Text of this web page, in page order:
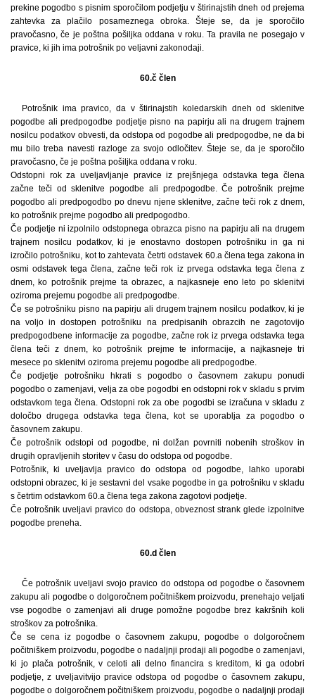
prekine pogodbo s pisnim sporočilom podjetju v štirinajstih dneh od prejema
zahtevka za plačilo posameznega obroka. Šteje se, da je sporočilo
pravočasno, če je poštna pošiljka oddana v roku. Ta pravila ne posegajo v
pravice, ki jih ima potrošnik po veljavni zakonodaji.
60.č člen
Potrošnik ima pravico, da v štirinajstih koledarskih dneh od sklenitve
pogodbe ali predpogodbe podjetje pisno na papirju ali na drugem trajnem
nosilcu podatkov obvesti, da odstopa od pogodbe ali predpogodbe, ne da bi
mu bilo treba navesti razloge za svojo odločitev. Šteje se, da je sporočilo
pravočasno, če je poštna pošiljka oddana v roku.
Odstopni rok za uveljavljanje pravice iz prejšnjega odstavka tega člena
začne teči od sklenitve pogodbe ali predpogodbe. Če potrošnik prejme
pogodbo ali predpogodbo po dnevu njene sklenitve, začne teči rok z dnem,
ko potrošnik prejme pogodbo ali predpogodbo.
Če podjetje ni izpolnilo odstopnega obrazca pisno na papirju ali na drugem
trajnem nosilcu podatkov, ki je enostavno dostopen potrošniku in ga ni
izročilo potrošniku, kot to zahtevata četrti odstavek 60.a člena tega zakona in
osmi odstavek tega člena, začne teči rok iz prvega odstavka tega člena z
dnem, ko potrošnik prejme ta obrazec, a najkasneje eno leto po sklenitvi
oziroma prejemu pogodbe ali predpogodbe.
Če se potrošniku pisno na papirju ali drugem trajnem nosilcu podatkov, ki je
na voljo in dostopen potrošniku na predpisanih obrazcih ne zagotovijo
predpogodbene informacije za pogodbe, začne rok iz prvega odstavka tega
člena teči z dnem, ko potrošnik prejme te informacije, a najkasneje tri
mesece po sklenitvi oziroma prejemu pogodbe ali predpogodbe.
Če podjetje potrošniku hkrati s pogodbo o časovnem zakupu ponudi
pogodbo o zamenjavi, velja za obe pogodbi en odstopni rok v skladu s prvim
odstavkom tega člena. Odstopni rok za obe pogodbi se izračuna v skladu z
določbo drugega odstavka tega člena, kot se uporablja za pogodbo o
časovnem zakupu.
Če potrošnik odstopi od pogodbe, ni dolžan povrniti nobenih stroškov in
drugih opravljenih storitev v času do odstopa od pogodbe.
Potrošnik, ki uveljavlja pravico do odstopa od pogodbe, lahko uporabi
odstopni obrazec, ki je sestavni del vsake pogodbe in ga potrošniku v skladu
s četrtim odstavkom 60.a člena tega zakona zagotovi podjetje.
Če potrošnik uveljavi pravico do odstopa, obveznost strank glede izpolnitve
pogodbe preneha.
60.d člen
Če potrošnik uveljavi svojo pravico do odstopa od pogodbe o časovnem
zakupu ali pogodbe o dolgoročnem počitniškem proizvodu, prenehajo veljati
vse pogodbe o zamenjavi ali druge pomožne pogodbe brez kakršnih koli
stroškov za potrošnika.
Če se cena iz pogodbe o časovnem zakupu, pogodbe o dolgoročnem
počitniškem proizvodu, pogodbe o nadaljnji prodaji ali pogodbe o zamenjavi,
ki jo plača potrošnik, v celoti ali delno financira s kreditom, ki ga odobri
podjetje, z uveljavitvijo pravice odstopa od pogodbe o časovnem zakupu,
pogodbe o dolgoročnem počitniškem proizvodu, pogodbe o nadaljnji prodaji